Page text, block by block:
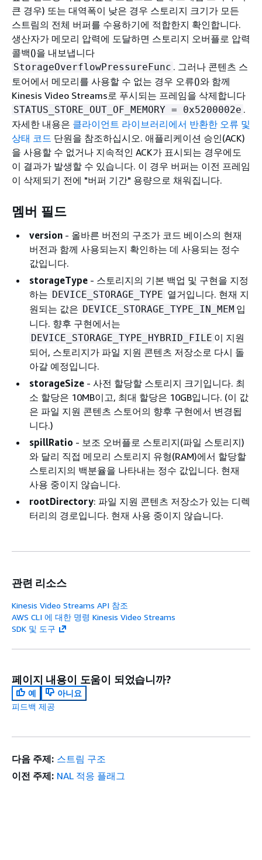
큰 경우) 또는 대역폭이 낮은 경우 스토리지 크기가 모든
스트림의 전체 버퍼를 수용하기에 적합한지 확인합니다.
생산자가 메모리 압력에 도달하면 스토리지 오버플로 압력
콜백()을 내보냅니다
StorageOverflowPressureFunc . 그러나 콘텐츠 스
토어에서 메모리를 사용할 수 없는 경우 오류()와 함께
Kinesis Video Streams로 푸시되는 프레임을 삭제합니다
STATUS_STORE_OUT_OF_MEMORY = 0x5200002e .
자세한 내용은 클라이언트 라이브러리에서 반환한 오류 및
상태 코드 단원을 참조하십시오. 애플리케이션 승인(ACK)
을 사용할 수 없거나 지속적인 ACK가 표시되는 경우에도
이 결과가 발생할 수 있습니다. 이 경우 버퍼는 이전 프레임
이 삭제되기 전에 "버퍼 기간" 용량으로 채워집니다.
멤버 필드
version - 올바른 버전의 구조가 코드 베이스의 현재
버전과 함께 사용되는지 확인하는 데 사용되는 정수
값입니다.
storageType - 스토리지의 기본 백업 및 구현을 지정
하는 DEVICE_STORAGE_TYPE 열거입니다. 현재 지
원되는 값은 DEVICE_STORAGE_TYPE_IN_MEM 입
니다. 향후 구현에서는
DEVICE_STORAGE_TYPE_HYBRID_FILE 이 지원
되어, 스토리지가 파일 지원 콘텐츠 저장소로 다시 돌
아갈 예정입니다.
storageSize - 사전 할당할 스토리지 크기입니다. 최
소 할당은 10MB이고, 최대 할당은 10GB입니다. (이 값
은 파일 지원 콘텐츠 스토어의 향후 구현에서 변경됩
니다.)
spillRatio - 보조 오버플로 스토리지(파일 스토리지)
와 달리 직접 메모리 스토리지 유형(RAM)에서 할당할
스토리지의 백분율을 나타내는 정수 값입니다. 현재
사용 중이지 않습니다.
rootDirectory: 파일 지원 콘텐츠 저장소가 있는 디렉
터리의 경로입니다. 현재 사용 중이지 않습니다.
관련 리소스
Kinesis Video Streams API 참조
AWS CLI 에 대한 명령 Kinesis Video Streams
SDK 및 도구
페이지 내용이 도움이 되었습니까?
예
아니요
피드백 제공
다음 주제: 스트림 구조
이전 주제: NAL 적응 플래그